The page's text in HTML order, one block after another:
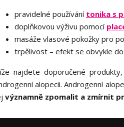
pravidelné používání tonika s
doplňkovou výživu pomocí
masáže vlasové pokožky pro
trpělivost – efekt se obvykle
najdete doporučené
alopecii. Androgenní
významně zpomalit a zmírnit